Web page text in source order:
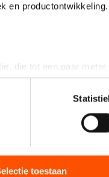
en
die tot een paar
op specifieke
verwerkt en stel uw
Cookieverklaring.
site met onze
die u aan hen
toestaan